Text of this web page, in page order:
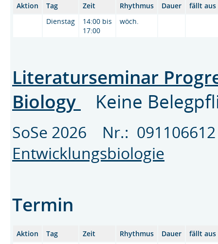
Aktion Tag Zeit Rhythmus Dauer
fällt aus
Dienstag
14:00 bis
17:00
wöch.
Literaturseminar
Biology
Keine
SoSe 2026 Nr.:
Entwicklungsbiologie
Termin
Aktion Tag Zeit Rhythmus Dauer
fällt aus